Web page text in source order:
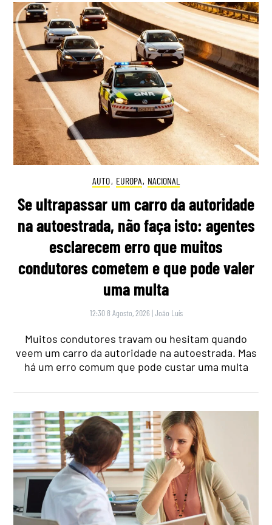
AUTO, EUROPA, NACIONAL
Se ultrapassar um carro da autoridade
na autoestrada, não faça isto: agentes
esclarecem erro que muitos
condutores cometem e que pode valer
uma multa
12:30 8 Agosto, 2026 |João Luís
Muitos condutores travam ou hesitam quando
veem um carro da autoridade na autoestrada. Mas
há um erro comum que pode custar uma multa